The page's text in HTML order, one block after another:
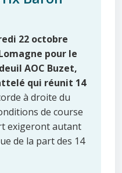
22 octobre
pour le
AOC Buzet,
qui réunit 14
à droite du
de course
exigeront autant
de la part des 14